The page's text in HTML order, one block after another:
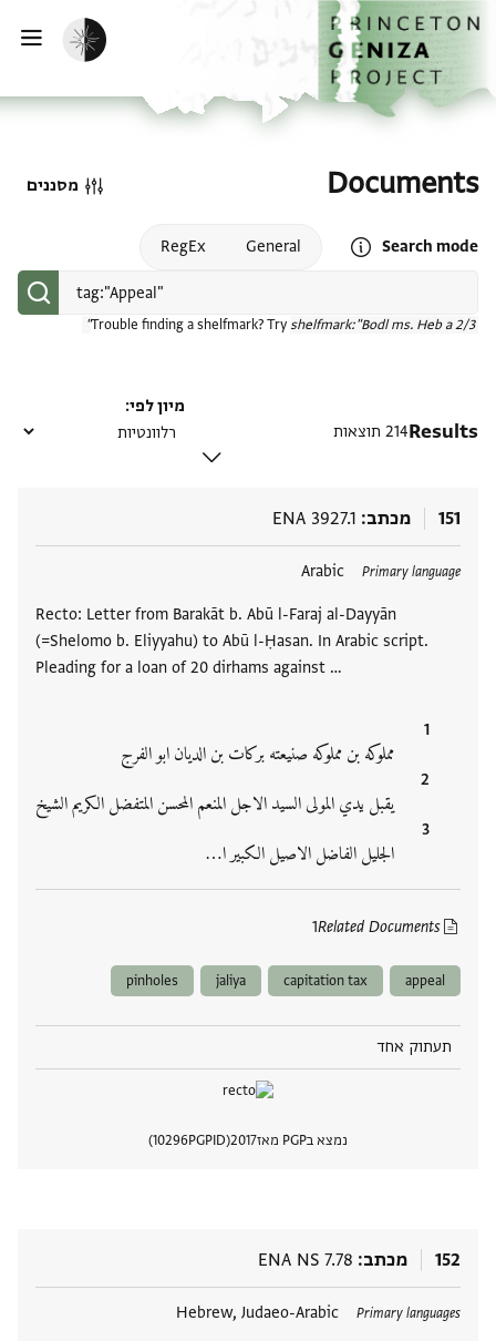
דילוג לתוכן
דף הבית
הפעלת מצב כהה
Documents
Search mode
Open search mode help
General
RegEx
Trouble finding a shelfmark? Try shelfmark:"Bodl ms. Heb a 2/3"
מסננים
Results214 תוצאות
מיון לפי
151 מכתב ENA 3927.1
Primary language
Arabic
Recto: Letter from Barakāt b. Abū l-Faraj al-Dayyān
(=Shelomo b. Eliyyahu) to Abū l-Ḥasan. In Arabic script.
Pleading for a loan of 20 dirhams against …
مملوكه بن مملوكه صنيعته بركات بن الديان ابو الفرج
يقبل يدي المولى السيد الاجل المنعم المحسن المتفضل الكريم الشيخ
الجليل الفاضل الاصيل الكبير ا‮…
Related Documents
1
תגים
appeal
capitation tax
jaliya
pinholes
תעתוק אחד
נמצא בPGP מאז 2017
PGPID
10296
152 מכתב ENA NS 7.78
Primary languages
Hebrew, Judaeo-Arabic תגים